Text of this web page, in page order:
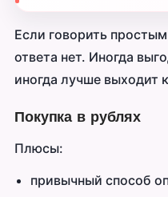
Если говорить
ответа нет. Иногда
иногда лучше выходит
Покупка в рублях
Плюсы:
привычный способ